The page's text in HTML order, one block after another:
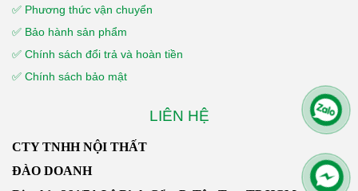
✅ Phương thức vận chuyển
✅ Bảo hành sản phẩm
✅ Chính sách đổi trả và hoàn tiền
✅ Chính sách bảo mật
LIÊN HỆ
CTY TNHH NỘI THẤT
ĐÀO DOANH